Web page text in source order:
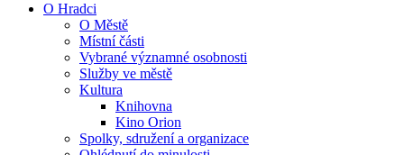
O Hradci
O Městě
Místní části
Vybrané významné osobnosti
Služby ve městě
Kultura
Knihovna
Kino Orion
Spolky, sdružení a organizace